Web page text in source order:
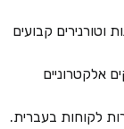
וטורנירים קבועים
אלקטרוניים
לקוחות בעברית.